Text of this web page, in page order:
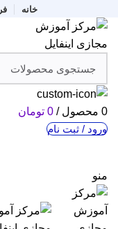
خانه
0 محصول /
0 تومان
ورود / ثبت نام
منو